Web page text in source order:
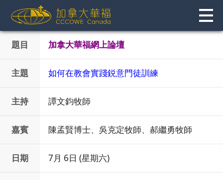
content
題目 加拿大華福網上論壇
主題 如何在教會實踐鋭意門徒訓練
主持 譚文鈞牧師
嘉賓 陳孟賢博士、吳克定牧師、郝繼勇牧師
日期 7月 6日 (星期六)